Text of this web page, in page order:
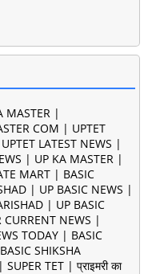
MASTER |
COM | UPTET
LATEST NEWS |
| UP KA MASTER |
MART | BASIC
| UP BASIC NEWS |
| UP BASIC
NEWS |
TODAY | BASIC
SHIKSHA
TET | प्राइमरी का